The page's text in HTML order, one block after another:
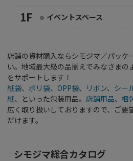
1F イベントスペース
店舗の資材購入ならシモジマ／パッケ
い。地域最大級の品揃えでみなさまの
をサポートします！
紙袋、 ポリ袋、 OPP袋、 リボン、 シー
紙、といった包装用品。 店舗用品、 梱
広く取り扱いしておりますので、ご要
だけます。
シモジマ総合カタログ